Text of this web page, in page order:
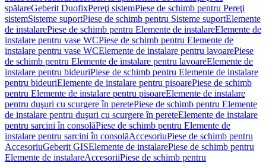
spălareGeberit DuofixPereţi sistemPiese de schimb pentru Pereţi
sistemSisteme suportPiese de schimb pentru Sisteme suportElemente
de instalarePiese de schimb pentru Elemente de instalareElemente de
instalare pentru vase WCPiese de schimb pentru Elemente de
instalare pentru vase WCElemente de instalare pentru lavoarePiese
de schimb pentru Elemente de instalare pentru lavoareElemente de
instalare pentru bideuriPiese de schimb pentru Elemente de instalare
pentru bideuriElemente de instalare pentru pisoarePiese de schimb
pentru Elemente de instalare pentru pisoareElemente de instalare
pentru duşuri cu scurgere în peretePiese de schimb pentru Elemente
de instalare pentru duşuri cu scurgere în pereteElemente de instalare
pentru sarcini în consolăPiese de schimb pentru Elemente de
instalare pentru sarcini în consolăAccesoriuPiese de schimb pentru
AccesoriuGeberit GISElemente de instalarePiese de schimb pentru
Elemente de instalareAccesoriiPiese de schimb pentru